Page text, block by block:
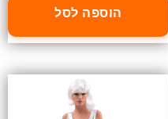
הוספה לסל